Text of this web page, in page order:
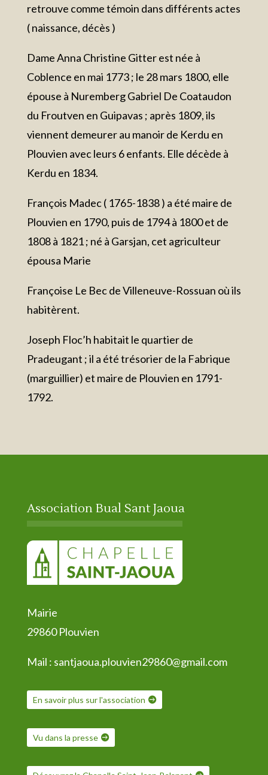
retrouve comme témoin dans différents actes
( naissance, décès )
Dame Anna Christine Gitter est née à
Coblence en mai 1773 ; le 28 mars 1800, elle
épouse à Nuremberg Gabriel De Coataudon
du Froutven en Guipavas ; après 1809, ils
viennent demeurer au manoir de Kerdu en
Plouvien avec leurs 6 enfants. Elle décède à
Kerdu en 1834.
François Madec ( 1765-1838 ) a été maire de
Plouvien en 1790, puis de 1794 à 1800 et de
1808 à 1821 ; né à Garsjan, cet agriculteur
épousa Marie
Françoise Le Bec de Villeneuve-Rossuan où ils
habitèrent.
Joseph Floc’h habitait le quartier de
Pradeugant ; il a été trésorier de la Fabrique
(marguillier) et maire de Plouvien en 1791-
1792.
Association Bual Sant Jaoua
Mairie
29860 Plouvien
Mail : santjaoua.plouvien29860@gmail.com
En savoir plus sur l'association
Vu dans la presse